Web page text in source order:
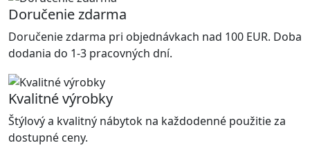
Doručenie zdarma
Doručenie zdarma pri objednávkach nad 100 EUR. Doba
dodania do 1-3 pracovných dní.
Kvalitné výrobky
Štýlový a kvalitný nábytok na každodenné použitie za
dostupné ceny.